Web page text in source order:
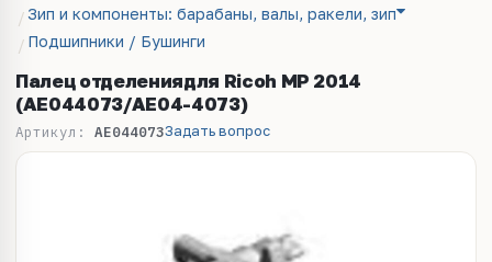
Зип и компоненты: барабаны, валы, ракели, зип
Подшипники / Бушинги
Палец отделениядля Ricoh MP 2014
(AE044073/AE04-4073)
Артикул: AE044073Задать вопрос